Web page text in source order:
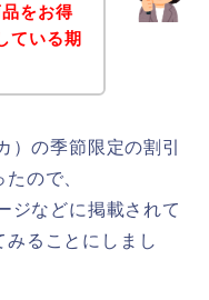
をお得
ている期
の季節限定の割引
ので、
ジなどに掲載されて
みることにしまし